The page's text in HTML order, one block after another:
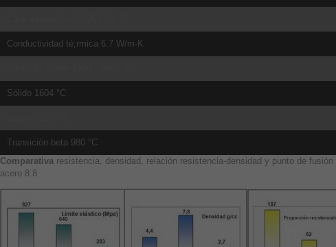
Conductividad té;rmica 6.7 W/m-K
Sólido 1604 °C
Transición beta 980 °C
Comparativa resistencia, densidad, relación resistencia-densidad y punto de
acero 8.8